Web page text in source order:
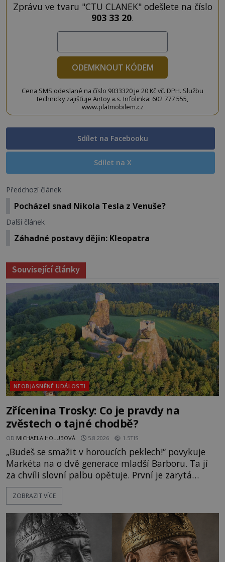
Zprávu ve tvaru "CTU CLANEK" odešlete na číslo
903 33 20.
ODEMKNOUT KÓDEM
Cena SMS odeslané na číslo 9033320 je 20 Kč vč. DPH. Službu
technicky zajišťuje Airtoy a.s. Infolinka: 602 777 555,
www.platmobilem.cz
Sdílet na Facebooku
Sdílet na X
Předchozí článek
Pocházel snad Nikola Tesla z Venuše?
Další článek
Záhadné postavy dějin: Kleopatra
Související články
NEOBJASNĚNÉ UDÁLOSTI
Zřícenina Trosky: Co je pravdy na
zvěstech o tajné chodbě?
OD MICHAELA HOLUBOVÁ 5.8.2026 1.5TIS
„Budeš se smažit v horoucích peklech!“ povykuje
Markéta na o dvě generace mladší Barboru. Ta jí
za chvíli slovní palbu opětuje. První je zarytá
katolička, druhá přesvědčená kališnice. A každá z
nich se usídlí na jedné z věží slavného hradu
mezi vůdce protihusitského boje. Za manželku má
skutečně jistou
ZOBRAZIT VÍCE